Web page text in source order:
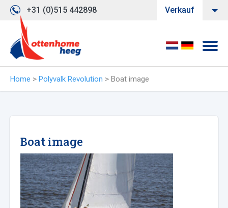
+31 (0)515 442898 Verkauf
Home > Polyvalk Revolution > Boat image
Boat image